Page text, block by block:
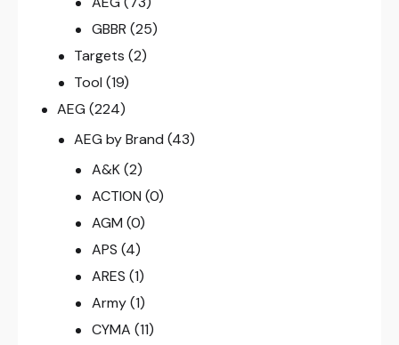
GBBR (25)
Targets (2)
Tool (19)
AEG (224)
AEG by Brand (43)
A&K (2)
ACTION (0)
AGM (0)
APS (4)
ARES (1)
Army (1)
CYMA (11)